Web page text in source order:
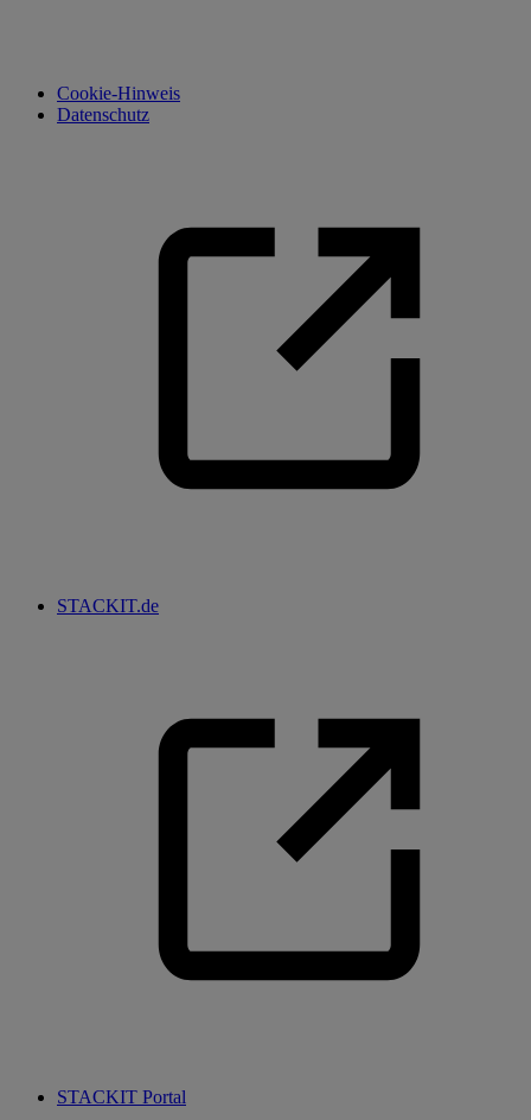
Cookie-Hinweis
Datenschutz
STACKIT.de
STACKIT Portal